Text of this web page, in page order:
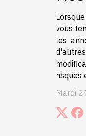
vous
les
risques
Mardi